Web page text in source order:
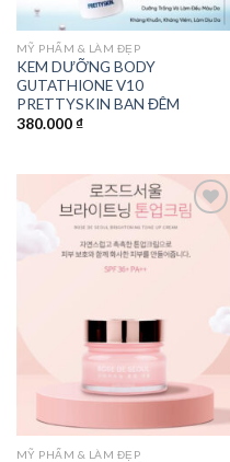
MỸ PHẨM & LÀM ĐẸP
KEM DƯỠNG BODY
GUTATHIONE V10
PRETTYSKIN BAN ĐÊM
380.000₫
MỸ PHẨM & LÀM ĐẸP